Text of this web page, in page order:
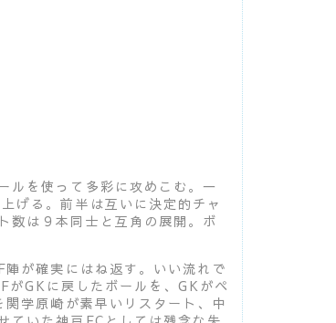
ルを使って多彩に攻めこむ。一
げる。前半は互いに決定的チャ
数は９本同士と互角の展開。ボ
が確実にはね返す。いい流れで
がGKに戻したボールを、GKがペ
学原崎が素早いリスタート、中